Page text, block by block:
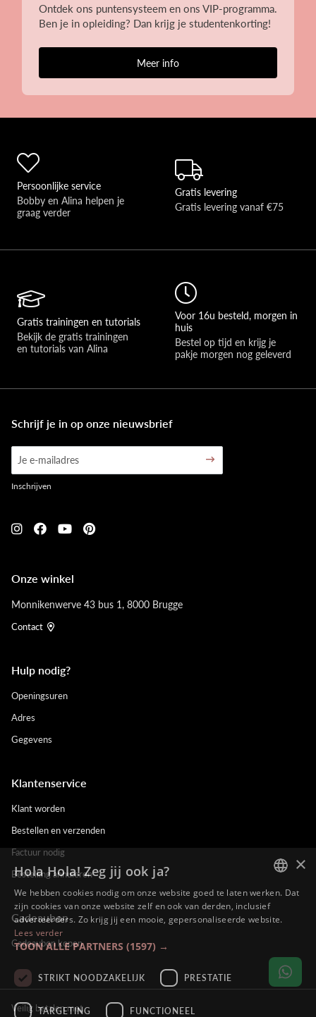
Ontdek ons puntensysteem en ons VIP-programma.
Ben je in opleiding? Dan krijg je studentenkorting!
Meer info
Persoonlijke service
Bobby en Alina helpen je
graag verder
Gratis levering
Gratis levering vanaf €75
Gratis trainingen en tutorials
Bekijk de gratis trainingen
en tutorials van Alina
Voor 16u besteld, morgen in
huis
Bestel op tijd en krijg je
pakje morgen nog geleverd
Onze winkel
Monnikenwerve 43 bus 1, 8000 Brugge
Contact
Hulp nodig?
Openingsuren
Adres
Gegevens
Klantenservice
Klant worden
Bestellen en verzenden
Factuur nodig
Bestelling annuleren
Cadeaubon
Cadeaubon kopen
Schrijf je in op onze nieuwsbrief
Inschrijven
Veilig betalen met
DUTCH
ENGLISH
GERMAN
×
Hola Hola! Zeg jij ook ja?
We hebben cookies nodig om onze website goed te laten werken. Dat
zijn cookies van onze website zelf en ook van derden, inclusief
adverteerders. Zo krijg jij een mooie, gepersonaliseerde website.
Lees verder
TOON ALLE PARTNERS (1597) →
STRIKT NOODZAKELIJK PRESTATIE
TARGETING FUNCTIONEEL